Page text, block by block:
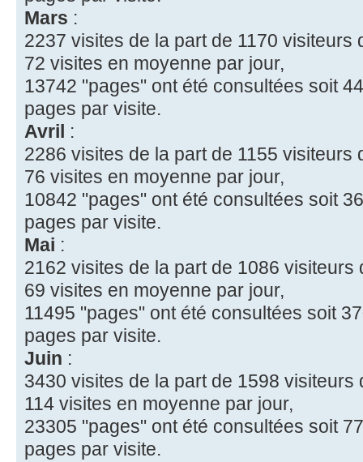
Mars :
2237 visites de la part de 1170 visiteurs
72 visites en moyenne par jour,
13742 "pages" ont été consultées soit
pages par visite.
Avril :
2286 visites de la part de 1155 visiteurs
76 visites en moyenne par jour,
10842 "pages" ont été consultées soit
pages par visite.
Mai :
2162 visites de la part de 1086 visiteurs
69 visites en moyenne par jour,
11495 "pages" ont été consultées soit
pages par visite.
Juin :
3430 visites de la part de 1598 visiteurs
114 visites en moyenne par jour,
23305 "pages" ont été consultées soit
pages par visite.